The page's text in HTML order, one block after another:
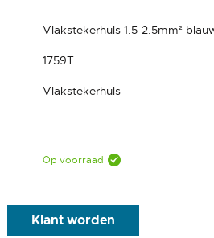
Vlakstekerhuls 1.5-2.5mm²
1759T
Vlakstekerhuls
Op voorraad
Klant worden